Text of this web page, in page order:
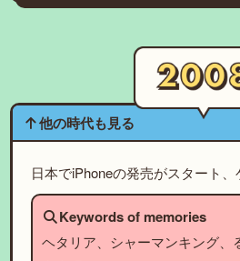
他の時代も見る
日本でiPhoneの発売がスタート
Keywords of memories
ヘタリア、シャーマンキング、